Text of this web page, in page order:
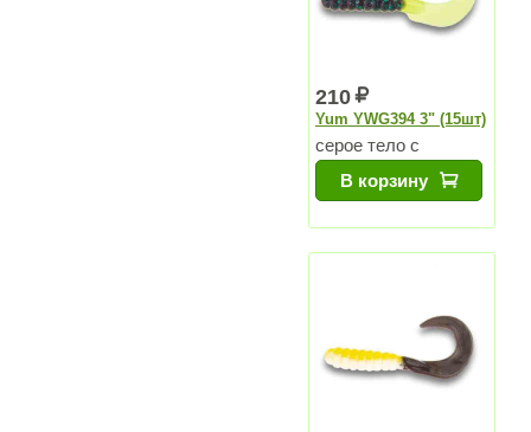
210
Yum YWG394 3" (15шт)
серое тело с
голубыми
блестками, зелено-
В корзину